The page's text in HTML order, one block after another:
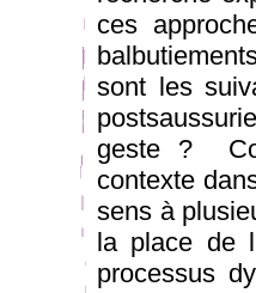
ces
sont les
geste ?
contexte
sens à
la place de
processus